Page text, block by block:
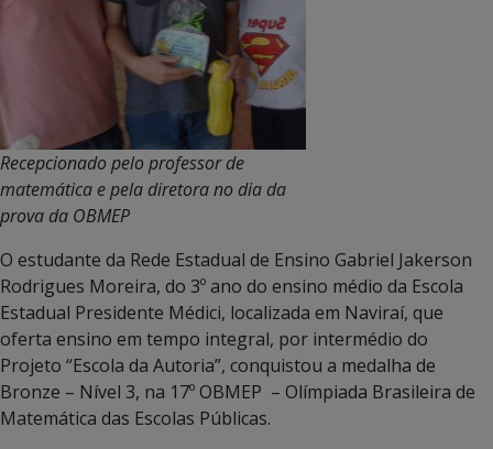
Recepcionado pelo professor de
matemática e pela diretora no dia da
prova da OBMEP
O estudante da Rede Estadual de Ensino Gabriel Jakerson
Rodrigues Moreira, do 3º ano do ensino médio da Escola
Estadual Presidente Médici, localizada em Naviraí, que
oferta ensino em tempo integral, por intermédio do
Projeto “Escola da Autoria”, conquistou a medalha de
Bronze – Nível 3, na 17º OBMEP – Olímpiada Brasileira de
Matemática das Escolas Públicas.